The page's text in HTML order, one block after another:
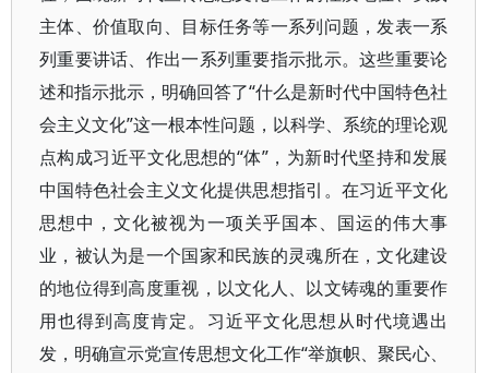
主体、价值取向、目标任务等一系列问题，发表一系
列重要讲话、作出一系列重要指示批示。这些重要论
述和指示批示，明确回答了“什么是新时代中国特色社
会主义文化”这一根本性问题，以科学、系统的理论观
点构成习近平文化思想的“体”，为新时代坚持和发展
中国特色社会主义文化提供思想指引。在习近平文化
思想中，文化被视为一项关乎国本、国运的伟大事
业，被认为是一个国家和民族的灵魂所在，文化建设
的地位得到高度重视，以文化人、以文铸魂的重要作
用也得到高度肯定。习近平文化思想从时代境遇出
发，明确宣示党宣传思想文化工作“举旗帜、聚民心、